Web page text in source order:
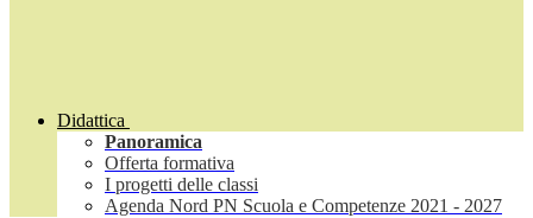
Didattica
Panoramica
Offerta formativa
I progetti delle classi
Agenda Nord PN Scuola e Competenze 2021 - 2027